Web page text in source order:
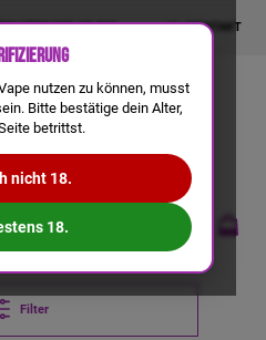
VERSAND AB 50€ KONTAKT
Filter
nutzen zu können, musst
Bitte bestätige dein Alter,
betrittst.
nicht 18.
18.